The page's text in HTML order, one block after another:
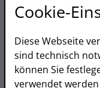
Cookie-
Diese Webseite
sind technisch
können Sie
verwendet